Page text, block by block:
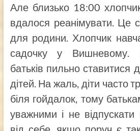
Але близько 18:00
вдалося реанімувати. Це
для родини. Хлопчик
садочку у Вишневому.
батьків пильно ставитися
дітей. На жаль, діти часто
біля гойдалок, тому
уважними і не відпускати